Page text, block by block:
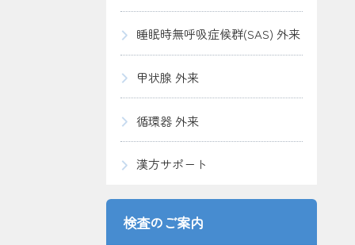
睡眠時無呼吸症候群(SAS) 外来
甲状腺 外来
循環器 外来
漢方サポート
検査のご案内